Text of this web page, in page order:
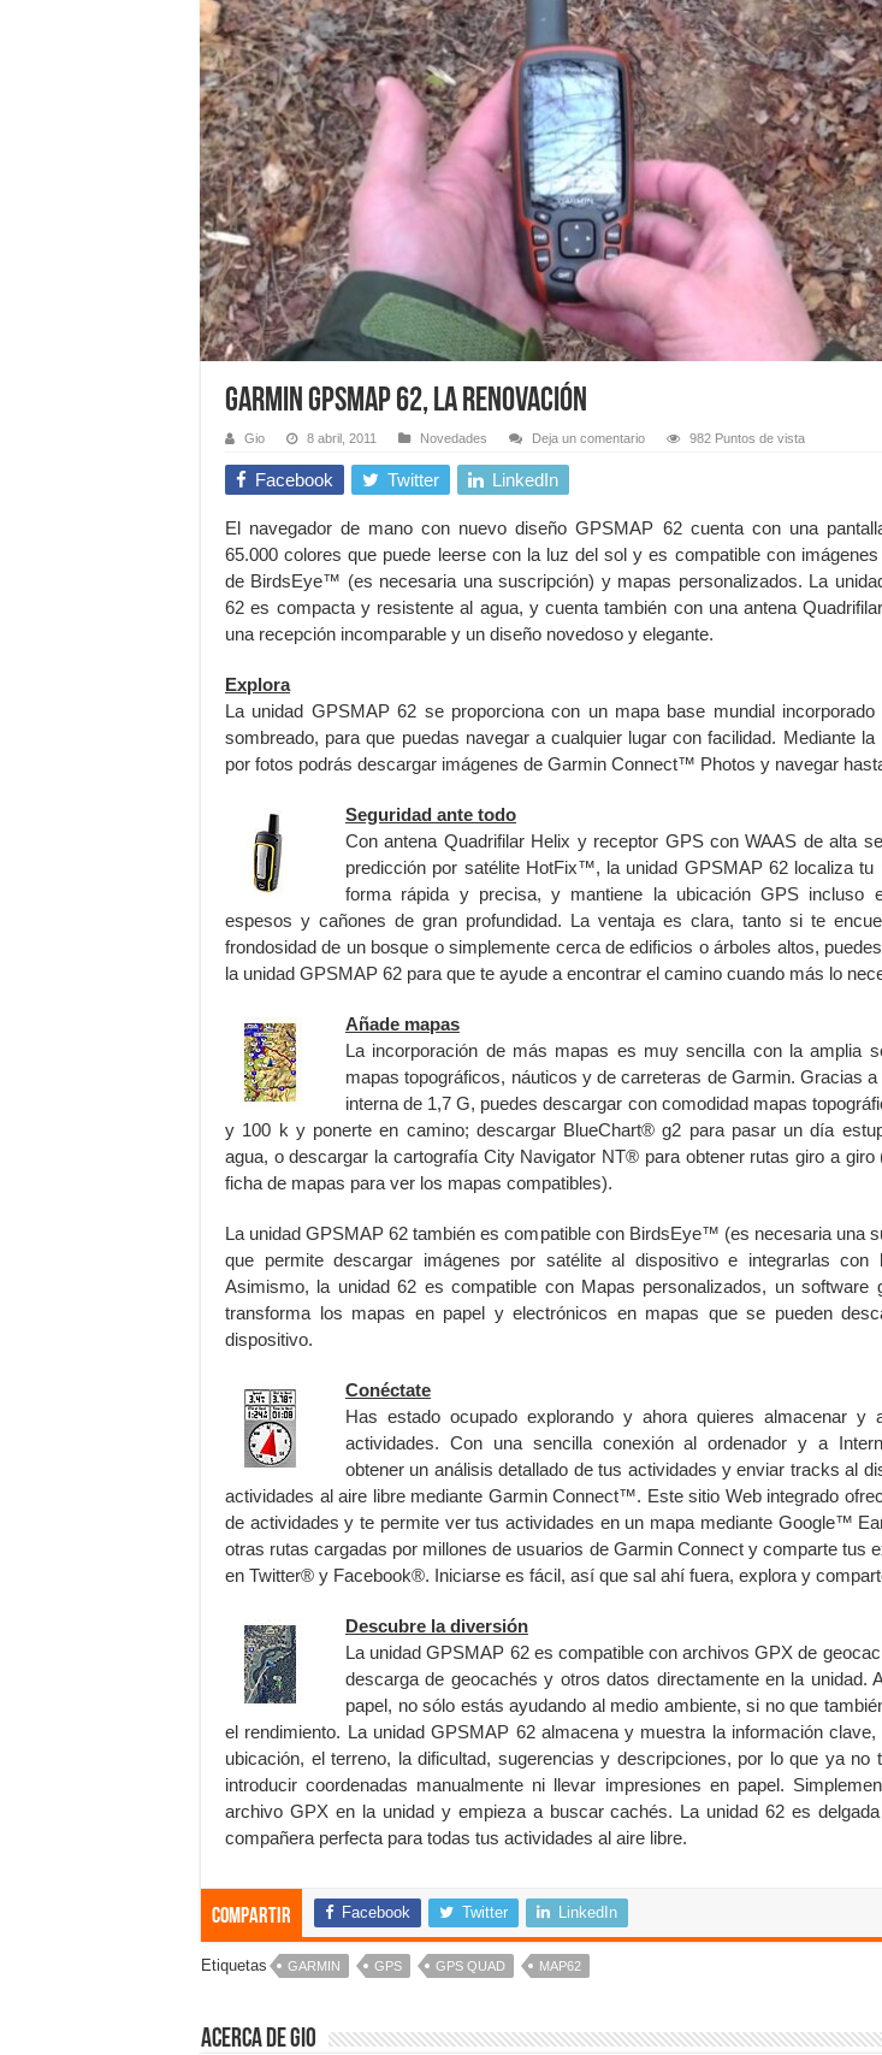
GARMIN GPSmap 62, LA RENOVACIÓN
Gio 8 abril, 2011 Novedades Deja un comentario 982 Puntos de vista
Facebook Twitter LinkedIn
El navegador de mano con nuevo diseño GPSMAP 62 cuenta con una
65.000 colores que puede leerse con la luz del sol y es compatible con
de BirdsEye™ (es necesaria una suscripción) y mapas personalizados. La
62 es compacta y resistente al agua, y cuenta también con una antena
una recepción incomparable y un diseño novedoso y elegante.
Explora
La unidad GPSMAP 62 se proporciona con un mapa base mundial incorporado
sombreado, para que puedas navegar a cualquier lugar con facilidad. Mediante la
por fotos podrás descargar imágenes de Garmin Connect™ Photos y navegar
Seguridad ante todo
Con antena Quadrifilar Helix y receptor GPS con WAAS de alta
predicción por satélite HotFix™, la unidad GPSMAP 62 localiza tu
forma rápida y precisa, y mantiene la ubicación GPS incluso
espesos y cañones de gran profundidad. La ventaja es clara, tanto si te
frondosidad de un bosque o simplemente cerca de edificios o árboles altos,
la unidad GPSMAP 62 para que te ayude a encontrar el camino cuando más lo
Añade mapas
La incorporación de más mapas es muy sencilla con la amplia
mapas topográficos, náuticos y de carreteras de Garmin. Gracias
interna de 1,7 G, puedes descargar con comodidad mapas
y 100 k y ponerte en camino; descargar BlueChart® g2 para pasar un día
agua, o descargar la cartografía City Navigator NT® para obtener rutas giro a giro
ficha de mapas para ver los mapas compatibles).
La unidad GPSMAP 62 también es compatible con BirdsEye™ (es necesaria una
que permite descargar imágenes por satélite al dispositivo e integrarlas con
Asimismo, la unidad 62 es compatible con Mapas personalizados, un software
transforma los mapas en papel y electrónicos en mapas que se pueden
dispositivo.
Conéctate
Has estado ocupado explorando y ahora quieres almacenar y
actividades. Con una sencilla conexión al ordenador y a
obtener un análisis detallado de tus actividades y enviar tracks al
actividades al aire libre mediante Garmin Connect™. Este sitio Web integrado
de actividades y te permite ver tus actividades en un mapa mediante Google™
otras rutas cargadas por millones de usuarios de Garmin Connect y comparte tus
en Twitter® y Facebook®. Iniciarse es fácil, así que sal ahí fuera, explora y
Descubre la diversión
La unidad GPSMAP 62 es compatible con archivos GPX de
descarga de geocachés y otros datos directamente en la unidad.
papel, no sólo estás ayudando al medio ambiente, si no que
el rendimiento. La unidad GPSMAP 62 almacena y muestra la información clave,
ubicación, el terreno, la dificultad, sugerencias y descripciones, por lo que ya no
introducir coordenadas manualmente ni llevar impresiones en papel.
archivo GPX en la unidad y empieza a buscar cachés. La unidad 62 es
compañera perfecta para todas tus actividades al aire libre.
Compartir Facebook Twitter LinkedIn
Etiquetas GARMIN GPS GPS QUAD MAP62
Acerca de Gio